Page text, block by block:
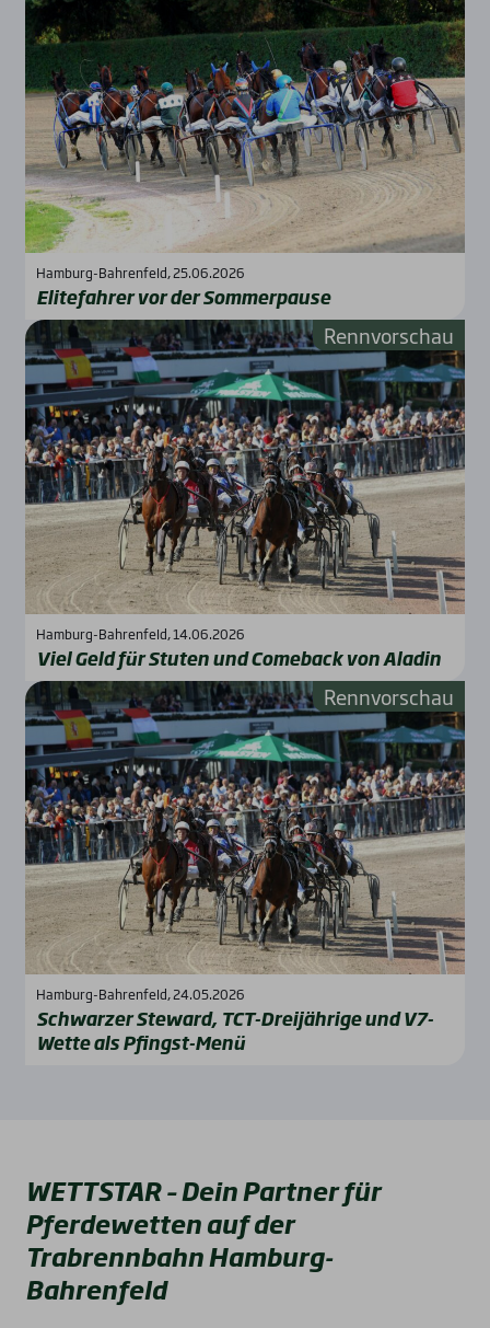
Hamburg-Bahrenfeld, 25.06.2026
Eli­te­fah­rer vor der Som­mer­pau­se
Rennvorschau
Hamburg-Bahrenfeld, 14.06.2026
Viel Geld für Stu­ten und Come­back von Ala­din
Rennvorschau
Hamburg-Bahrenfeld, 24.05.2026
Schwar­zer Ste­ward, TCT-Drei­jäh­ri­ge und V7-
Wet­te als Pfingst-Menü
WETTSTAR – Dein Partner für
Pferdewetten auf der
Trabrennbahn Hamburg-
Bahrenfeld